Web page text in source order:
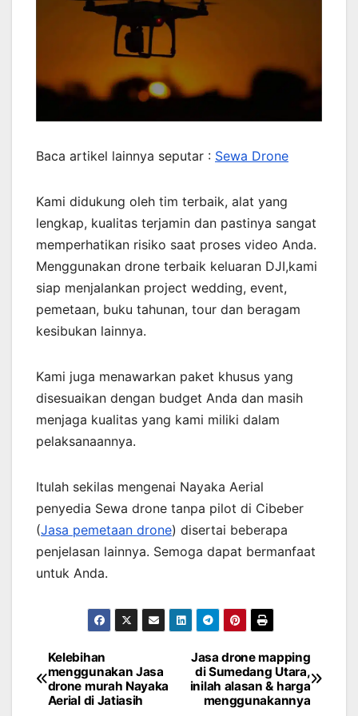
Baca artikel lainnya seputar : Sewa Drone
Kami didukung oleh tim terbaik, alat yang
lengkap, kualitas terjamin dan pastinya sangat
memperhatikan risiko saat proses video Anda.
Menggunakan drone terbaik keluaran DJI,kami
siap menjalankan project wedding, event,
pemetaan, buku tahunan, tour dan beragam
kesibukan lainnya.
Kami juga menawarkan paket khusus yang
disesuaikan dengan budget Anda dan masih
menjaga kualitas yang kami miliki dalam
pelaksanaannya.
Itulah sekilas mengenai Nayaka Aerial
penyedia Sewa drone tanpa pilot di Cibeber
(Jasa pemetaan drone) disertai beberapa
penjelasan lainnya. Semoga dapat bermanfaat
untuk Anda.
Post
navigation
Jasa drone mapping
di Sumedang Utara,
inilah alasan & harga
menggunakannya
Kelebihan
menggunakan Jasa
drone murah Nayaka
Aerial di Jatiasih